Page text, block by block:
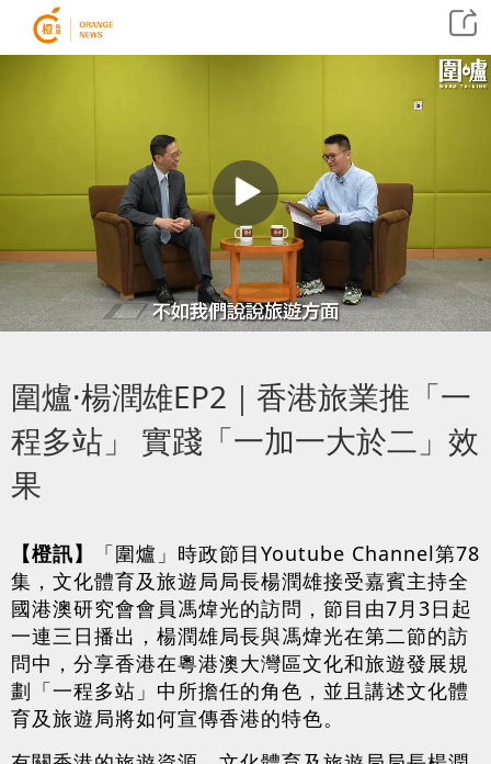
圍爐·楊潤雄EP2｜香港旅業推「一
程多站」 實踐「一加一大於二」效
果
【橙訊】
「圍爐」時政節目Youtube Channel第78
集，文化體育及旅遊局局長楊潤雄接受嘉賓主持全
國港澳研究會會員馮煒光的訪問，節目由7月3日起
一連三日播出，楊潤雄局長與馮煒光在第二節的訪
問中，分享香港在粵港澳大灣區文化和旅遊發展規
劃「一程多站」中所擔任的角色，並且講述文化體
育及旅遊局將如何宣傳香港的特色。